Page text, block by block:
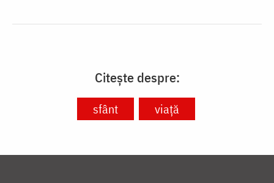
Citește despre:
sfânt viață